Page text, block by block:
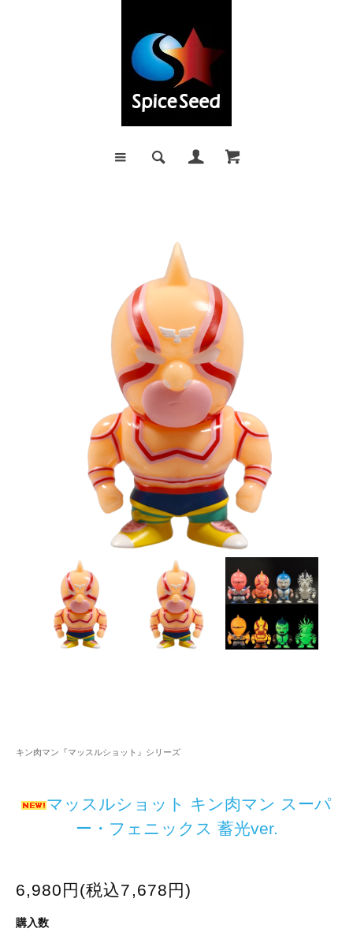
キン肉マン『マッスルショット』シリーズ
マッスルショット キン肉マン スーパ
ー・フェニックス 蓄光ver.
6,980円(税込7,678円)
購入数